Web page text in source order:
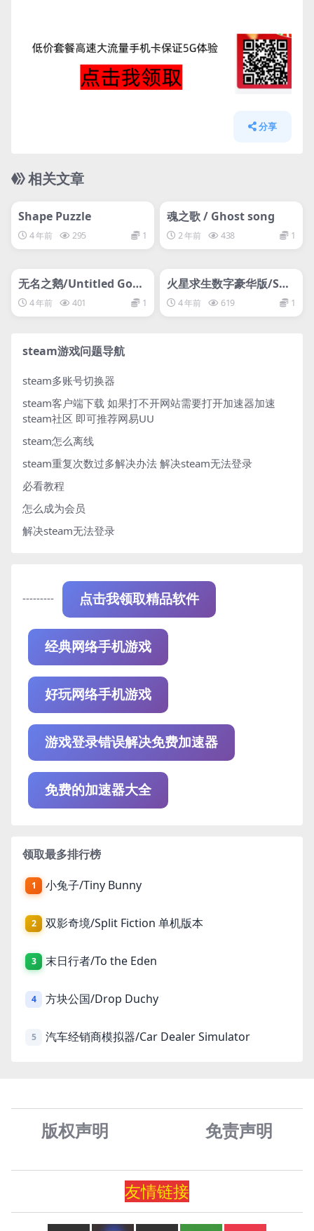
分享
相关文章
Shape Puzzle
4 年前 295 1
魂之歌 / Ghost song
2 年前 438 1
svip专属
无名之鹅/Untitled Goos
e Game
4 年前 401 1
svip专属
火星求生数字豪华版/Sur
viving Mars Digital Del
uxe Edition
4 年前 619 1
steam游戏问题导航
steam多账号切换器
steam客户端下载 如果打不开网站需要打开加速器加速
steam社区 即可推荐网易UU
steam怎么离线
steam重复次数过多解决办法 解决steam无法登录
必看教程
怎么成为会员
解决steam无法登录
--------- 点击我领取精品软件
经典网络手机游戏
好玩网络手机游戏
游戏登录错误解决免费加速器
免费的加速器大全
领取最多排行榜
1 小兔子/Tiny Bunny
2 双影奇境/Split Fiction 单机版本
3 末日行者/To the Eden
4 方块公国/Drop Duchy
5 汽车经销商模拟器/Car Dealer Simulator
版权声明 免责声明
友情链接